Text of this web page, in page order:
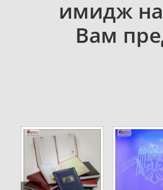
Вам
DETAILS DETAILS